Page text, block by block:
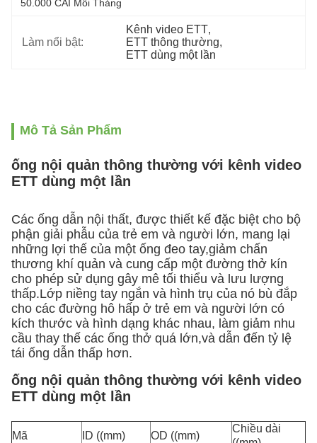
50.000 CÁI Mỗi Tháng
Làm nổi bật:
Kênh video ETT,
ETT thông thường,
ETT dùng một lần
Mô Tả Sản Phẩm
ống nội quản thông thường với kênh video
ETT dùng một lần
Các ống dẫn nội thất, được thiết kế đặc biệt cho bộ
phận giải phẫu của trẻ em và người lớn, mang lại
những lợi thế của một ống đeo tay,giảm chấn
thương khí quản và cung cấp một đường thở kín
cho phép sử dụng gây mê tối thiểu và lưu lượng
thấp.Lớp niềng tay ngắn và hình trụ của nó bù đắp
cho các đường hô hấp ở trẻ em và người lớn có
kích thước và hình dạng khác nhau, làm giảm nhu
cầu thay thế các ống thở quá lớn,và dẫn đến tỷ lệ
tái ống dẫn thấp hơn.
ống nội quản thông thường với kênh video
ETT dùng một lần
Mã ID ((mm) OD ((mm)
Chiều dài